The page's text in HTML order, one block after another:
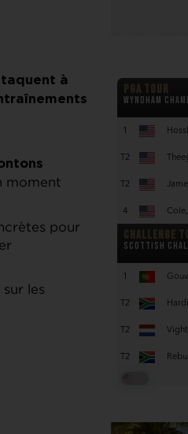
à
moment
pour
les